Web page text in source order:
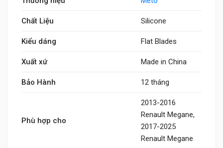
Chất Liệu Silicone
Kiểu dáng Flat Blades
Xuất xứ Made in China
Bảo Hành 12 tháng
Phù hợp cho
2013-2016
Renault Megane,
2017-2025
Renault Megane